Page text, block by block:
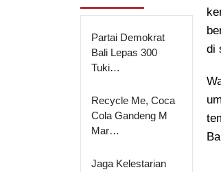
Partai Demokrat
Bali Lepas 300
Tuki…
Recycle Me, Coca
Cola Gandeng M
Mar…
Jaga Kelestarian
di